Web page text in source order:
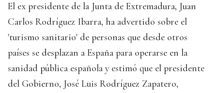
El ex presidente de la Junta de Extremadura, Juan
Carlos Rodríguez Ibarra, ha advertido sobre el
'turismo sanitario' de personas que desde otros
países se desplazan a España para operarse en la
sanidad pública española y estimó que el presidente
del Gobierno, José Luis Rodríguez Zapatero,